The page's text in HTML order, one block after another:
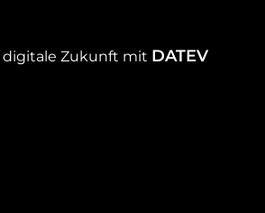
Zukunft mit DATEV